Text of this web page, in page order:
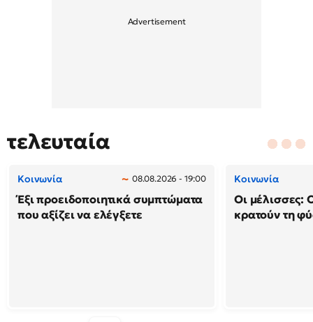
τελευταία
Κοινωνία 08.08.2026 - 19:00
Έξι προειδοποιητικά συμπτώματα
που αξίζει να ελέγξετε
Κοινωνία
Οι μέλισσες:
κρατούν τη